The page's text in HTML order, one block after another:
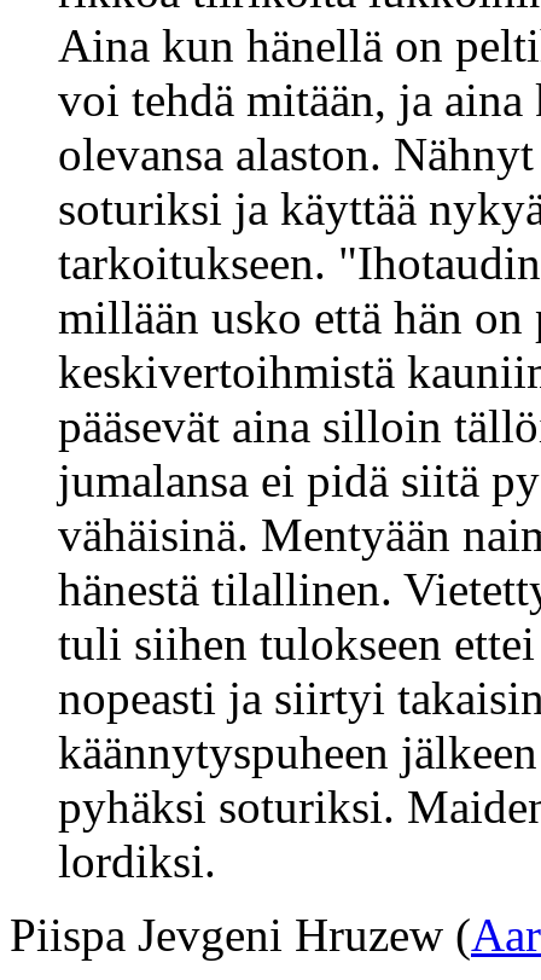
Aina kun hänellä on
voi tehdä mitään, ja
olevansa alaston.
soturiksi ja käyttää
tarkoitukseen.
millään usko että hän
keskivertoihmistä
pääsevät aina silloin
jumalansa ei pidä siitä
vähäisinä. Mentyään
hänestä tilallinen.
tuli siihen tulokseen
nopeasti ja siirtyi
käännytyspuheen
pyhäksi soturiksi.
lordiksi.
Piispa Jevgeni Hruzew (